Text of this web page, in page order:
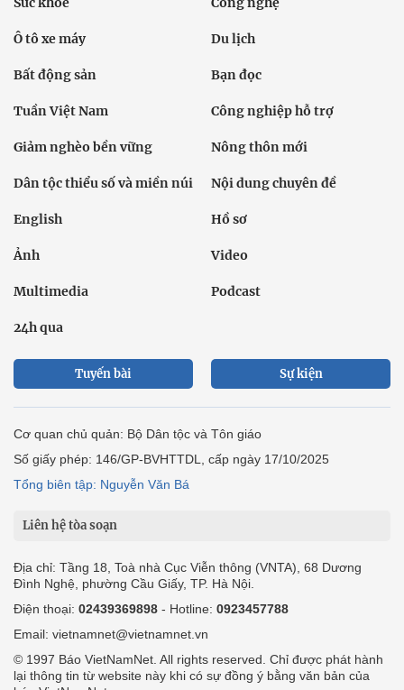
Ô tô xe máy Du lịch
Bất động sản Bạn đọc
Tuần Việt Nam Công nghiệp hỗ trợ
Giảm nghèo bền vững Nông thôn mới
Dân tộc thiểu số và miền núi Nội dung chuyên đề
English Hồ sơ
Ảnh Video
Multimedia Podcast
24h qua
Tuyến bài Sự kiện
Cơ quan chủ quản: Bộ Dân tộc và Tôn giáo
Số giấy phép: 146/GP-BVHTTDL, cấp ngày 17/10/2025
Tổng biên tập: Nguyễn Văn Bá
Liên hệ tòa soạn
Địa chỉ: Tầng 18, Toà nhà Cục Viễn thông (VNTA), 68 Dương
Đình Nghệ, phường Cầu Giấy, TP. Hà Nội.
Điện thoại: 02439369898 - Hotline: 0923457788
Email: vietnamnet@vietnamnet.vn
© 1997 Báo VietNamNet. All rights reserved. Chỉ được phát hành
lại thông tin từ website này khi có sự đồng ý bằng văn bản của